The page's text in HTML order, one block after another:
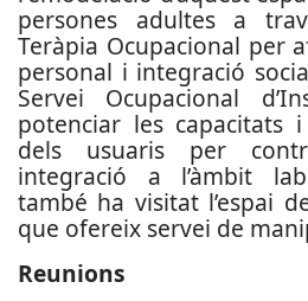
persones adultes a
Teràpia Ocupacional per
personal i integració
Servei Ocupacional
potenciar les capacitats
dels usuaris per
integració a l’àmbit
també ha visitat l’espai
que ofereix servei de
Reunions